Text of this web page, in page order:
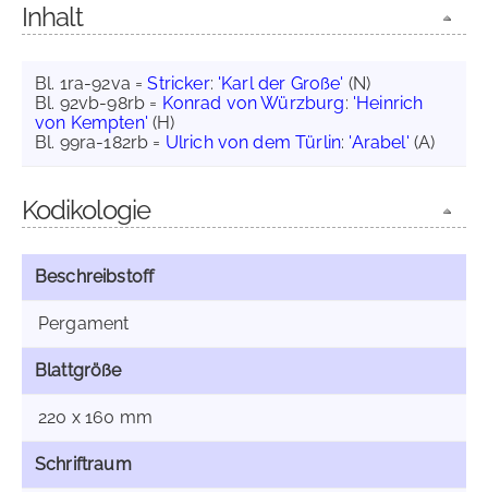
Inhalt
Bl. 1ra-92va =Stricker: 'Karl der Große' (N)
Bl. 92vb-98rb = Konrad von Würzburg: 'Heinrich
von Kempten' (H)
Bl. 99ra-182rb = Ulrich von dem Türlin: 'Arabel' (A)
Kodikologie
Beschreibstoff
Pergament
Blattgröße
220 x 160 mm
Schriftraum